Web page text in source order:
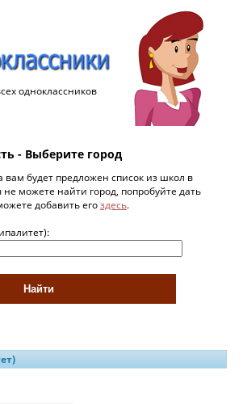
одноклассников
- Выберите город
вам будет предложен список из школ в
не можете найти город, попробуйте дать
добавить егоздесь.